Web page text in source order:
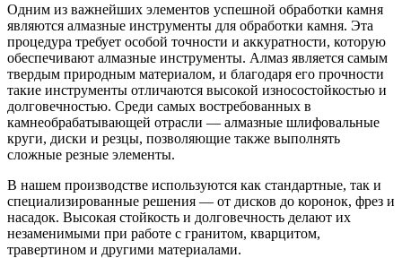
Одним из важнейших элементов успешной обработки камня
являются алмазные инструменты для обработки камня. Эта
процедура требует особой точности и аккуратности, которую
обеспечивают алмазные инструменты. Алмаз является самым
твердым природным материалом, и благодаря его прочности
такие инструменты отличаются высокой износостойкостью и
долговечностью. Среди самых востребованных в
камнеобрабатывающей отрасли — алмазные шлифовальные
круги, диски и резцы, позволяющие также выполнять
сложные резные элементы.
В нашем производстве используются как стандартные, так и
специализированные решения — от дисков до коронок, фрез и
насадок. Высокая стойкость и долговечность делают их
незаменимыми при работе с гранитом, кварцитом,
травертином и другими материалами.